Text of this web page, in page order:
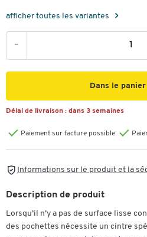
afficher toutes les variantes
-
Dans le panier
Délai de livraison : dans 3 semaines
Paiement sur facture possible
Informations sur le produit et la
Description de produit
Lorsqu’il n’y a pas de surface lisse
des pochettes nécessite un cintre